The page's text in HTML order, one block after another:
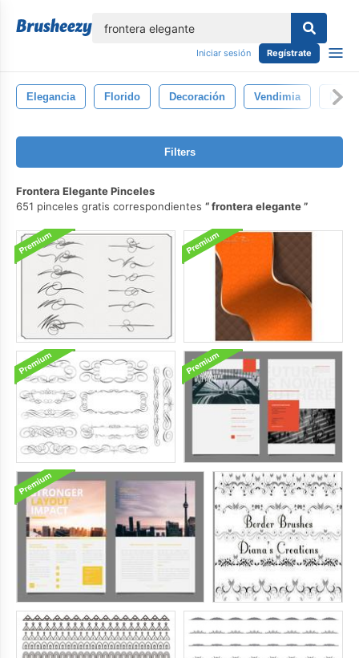
Iniciar sesión Regístrate
Elegancia Florido Decoración Vendimia
Filters
Frontera Elegante Pinceles
651 pinceles gratis correspondientes
frontera elegante